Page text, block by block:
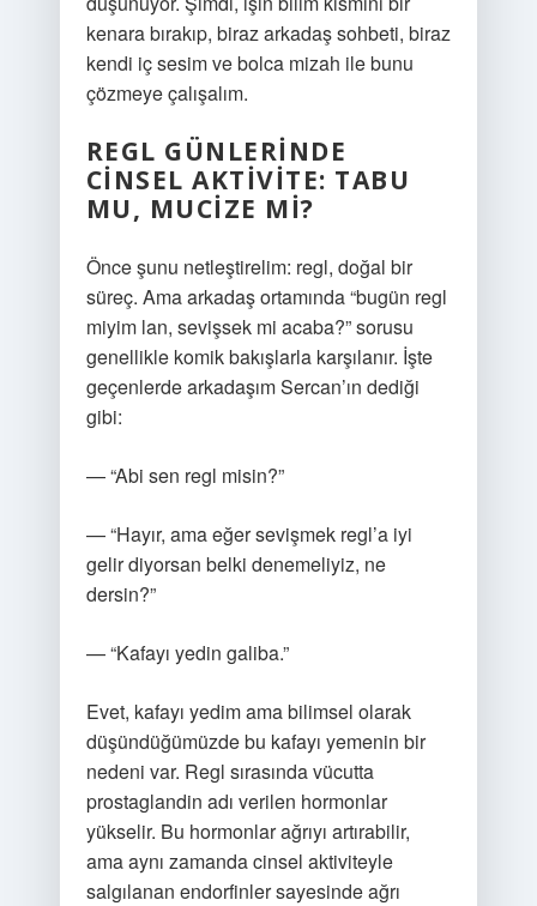
kenara bırakıp, biraz arkadaş sohbeti, biraz
kendi iç sesim ve bolca mizah ile bunu
çözmeye çalışalım.
REGL GÜNLERINDE
CINSEL AKTIVITE: TABU
MU, MUCIZE MI?
Önce şunu netleştirelim: regl, doğal bir
süreç. Ama arkadaş ortamında “bugün regl
miyim lan, sevişsek mi acaba?” sorusu
genellikle komik bakışlarla karşılanır. İşte
geçenlerde arkadaşım Sercan’ın dediği
gibi:
— “Abi sen regl misin?”
— “Hayır, ama eğer sevişmek regl’a iyi
gelir diyorsan belki denemeliyiz, ne
dersin?”
— “Kafayı yedin galiba.”
Evet, kafayı yedim ama bilimsel olarak
düşündüğümüzde bu kafayı yemenin bir
nedeni var. Regl sırasında vücutta
prostaglandin adı verilen hormonlar
yükselir. Bu hormonlar ağrıyı artırabilir,
ama aynı zamanda cinsel aktiviteyle
salgılanan endorfinler sayesinde ağrı